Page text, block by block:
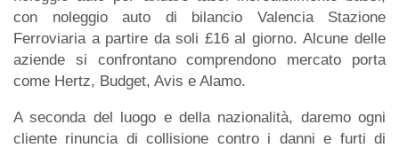
con noleggio auto di bilancio Valencia Stazione
Ferroviaria a partire da soli £16 al giorno. Alcune delle
aziende si confrontano comprendono mercato porta
come Hertz, Budget, Avis e Alamo.
A seconda del luogo e della nazionalità, daremo ogni
cliente rinuncia di collisione contro i danni e furti di